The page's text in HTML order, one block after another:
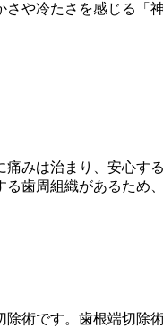
や冷たさを感じる「
みは治まり、安心す
歯周組織があるため
術です。歯根端切除